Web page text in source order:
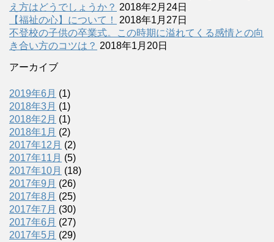
え方はどうでしょうか？ 2018年2月24日
【福祉の心】について！
2018年1月27日
不登校の子供の卒業式。この時期に溢れてくる感情との向
き合い方のコツは？ 2018年1月20日
アーカイブ
2019年6月 (1)
2018年3月 (1)
2018年2月 (1)
2018年1月 (2)
2017年12月 (2)
2017年11月 (5)
2017年10月 (18)
2017年9月 (26)
2017年8月 (25)
2017年7月 (30)
2017年6月 (27)
2017年5月 (29)